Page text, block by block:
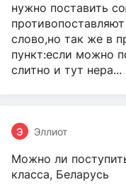
нужно поставить
слово,но так же в
пункт:если можно
слитно и тут нера...
Э Эллиот
Можно ли
класса, Беларусь